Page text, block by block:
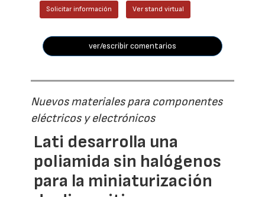
Solicitar información Ver stand virtual
ver/escribir comentarios
Nuevos materiales para componentes
eléctricos y electrónicos
Lati desarrolla una
poliamida sin halógenos
para la miniaturización